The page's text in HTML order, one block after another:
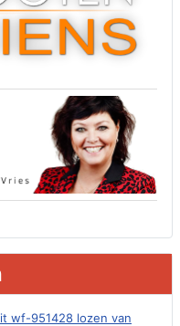
wf-951428 lozen van